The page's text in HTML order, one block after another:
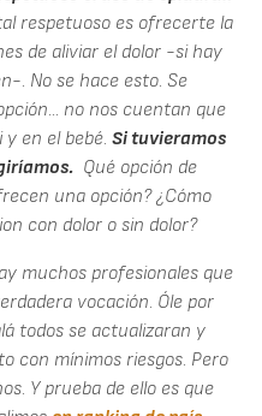
respetuoso es ofrecerte la
de aliviar el dolor -si hay
. No se hace esto. Se
no nos cuentan que
en el bebé. Si tuvieramos
Qué opción de
una opción? ¿Cómo
con dolor o sin dolor?
muchos profesionales que
vocación. Óle por
todos se actualizaran y
con mínimos riesgos. Pero
Y prueba de ello es que